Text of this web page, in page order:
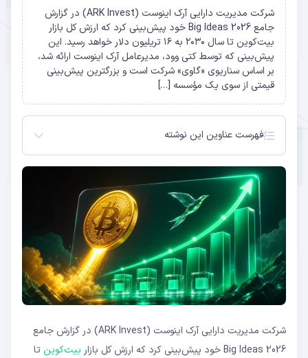
شرکت مدیریت دارایی آرک اینوست (ARK Invest) در گزارش
جامع Big Ideas 2026 خود پیش‌بینی کرد که ارزش کل بازار
بیت‌کوین تا سال ۲۰۳۰ به ۱۶ تریلیون دلار خواهد رسید. این
پیش‌بینی که توسط کتی وود، مدیرعامل آرک اینوست ارائه شد،
بر اساس سناریوی «گاوی» شرکت است و بزرگترین پیش‌بینی
قیمتی از سوی یک مؤسسه […]
فهرست عناوین این نوشته
بیت‌کوین در برابر طلا: رقابت دارایی‌های امن
واکنش بازار و منتقدان
شرکت مدیریت دارایی آرک اینوست (ARK Invest) در گزارش جامع
Big Ideas 2026 خود پیش‌بینی کرد که ارزش کل بازار
بیت‌کوین تا